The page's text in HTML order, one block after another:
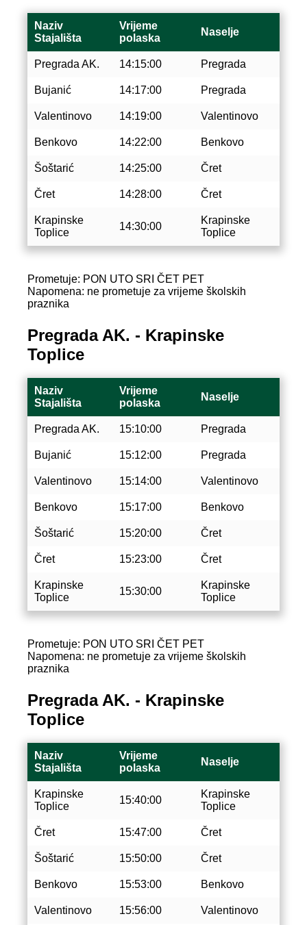
Naziv
Stajališta
Vrijeme
polaska
Naselje
Pregrada AK. 14:15:00 Pregrada
Bujanić 14:17:00 Pregrada
Valentinovo 14:19:00 Valentinovo
Benkovo 14:22:00 Benkovo
Šoštarić 14:25:00 Čret
Čret 14:28:00 Čret
Krapinske
Toplice
14:30:00
Krapinske
Toplice
Prometuje: PON UTO SRI ČET PET
Napomena: ne prometuje za vrijeme školskih
praznika
Pregrada AK. - Krapinske
Toplice
Naziv
Stajališta
Vrijeme
polaska
Naselje
Pregrada AK. 15:10:00 Pregrada
Bujanić 15:12:00 Pregrada
Valentinovo 15:14:00 Valentinovo
Benkovo 15:17:00 Benkovo
Šoštarić 15:20:00 Čret
Čret 15:23:00 Čret
Krapinske
Toplice
15:30:00
Krapinske
Toplice
Prometuje: PON UTO SRI ČET PET
Napomena: ne prometuje za vrijeme školskih
praznika
Pregrada AK. - Krapinske
Toplice
Naziv
Stajališta
Vrijeme
polaska
Naselje
Krapinske
Toplice
15:40:00
Krapinske
Toplice
Čret 15:47:00 Čret
Šoštarić 15:50:00 Čret
Benkovo 15:53:00 Benkovo
Valentinovo 15:56:00 Valentinovo